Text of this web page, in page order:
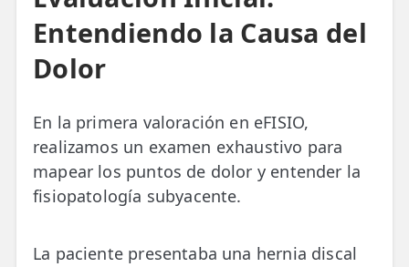
Entendiendo la Causa del
Dolor
En la primera valoración en eFISIO,
realizamos un examen exhaustivo para
mapear los puntos de dolor y entender la
fisiopatología subyacente.
La paciente presentaba una hernia discal